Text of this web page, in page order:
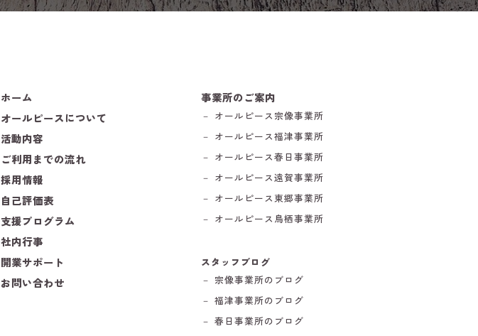
ホーム
オールピースについて
活動内容
ご利用までの流れ
採用情報
自己評価表
支援プログラム
社内行事
開業サポート
お問い合わせ
事業所のご案内
－ オールピース宗像事業所
－ オールピース福津事業所
－ オールピース春日事業所
－ オールピース遠賀事業所
－ オールピース東郷事業所
－ オールピース鳥栖事業所
スタッフブログ
－ 宗像事業所のブログ
－ 福津事業所のブログ
－ 春日事業所のブログ